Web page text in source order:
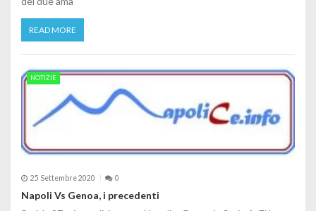
READ MORE
NOTIZIE
25 Settembre 2020 0
Napoli Vs Genoa, i precedenti